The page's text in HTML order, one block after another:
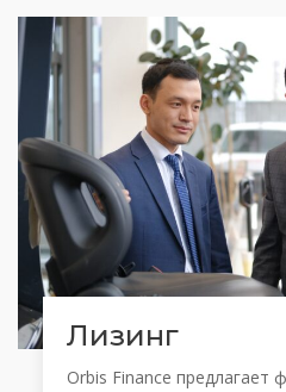
Лизинг
Orbis Finance предлагает